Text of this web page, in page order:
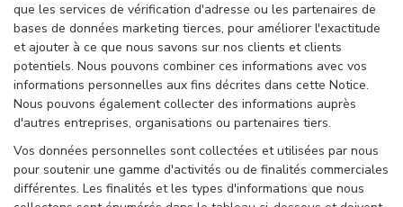
que les services de vérification d'adresse ou les partenaires de
bases de données marketing tierces, pour améliorer l'exactitude
et ajouter à ce que nous savons sur nos clients et clients
potentiels. Nous pouvons combiner ces informations avec vos
informations personnelles aux fins décrites dans cette Notice.
Nous pouvons également collecter des informations auprès
d'autres entreprises, organisations ou partenaires tiers.
Vos données personnelles sont collectées et utilisées par nous
pour soutenir une gamme d'activités ou de finalités commerciales
différentes. Les finalités et les types d'informations que nous